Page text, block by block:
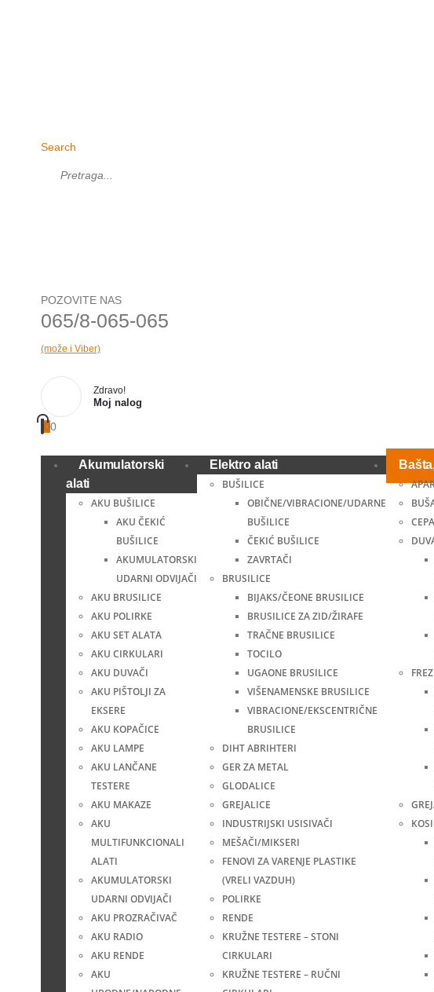
Search
POZOVITE NAS
065/8-065-065
(može i Viber)
Zdravo!
Moj nalog
00
Akumulatorski
alati
AKU BUŠILICE
AKU ČEKIĆ
BUŠILICE
AKUMULATORSKI
UDARNI ODVIJAČI
AKU BRUSILICE
AKU POLIRKE
AKU SET ALATA
AKU CIRKULARI
AKU DUVAČI
AKU PIŠTOLJI ZA
EKSERE
AKU KOPAČICE
AKU LAMPE
AKU LANČANE
TESTERE
AKU MAKAZE
AKU
MULTIFUNKCIONALI
ALATI
AKUMULATORSKI
UDARNI ODVIJAČI
AKU PROZRAČIVAČ
AKU RADIO
AKU RENDE
AKU
Elektro alati
BUŠILICE
OBIČNE/VIBRACIONE/UDARNE
BUŠILICE
ČEKIĆ BUŠILICE
ZAVRTAČI
BRUSILICE
BIJAKS/ČEONE BRUSILICE
BRUSILICE ZA ZID/ŽIRAFE
TRAČNE BRUSILICE
TOCILO
UGAONE BRUSILICE
VIŠENAMENSKE BRUSILICE
VIBRACIONE/EKSCENTRIČNE
BRUSILICE
DIHT ABRIHTERI
GER ZA METAL
GLODALICE
GREJALICE
INDUSTRIJSKI USISIVAČI
MEŠAČI/MIKSERI
FENOVI ZA VARENJE PLASTIKE
(VRELI VAZDUH)
POLIRKE
RENDE
KRUŽNE TESTERE – STONI
CIRKULARI
KRUŽNE TESTERE – RUČNI